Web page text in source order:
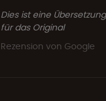
Dies ist eine
für das Original
Rezension von Google